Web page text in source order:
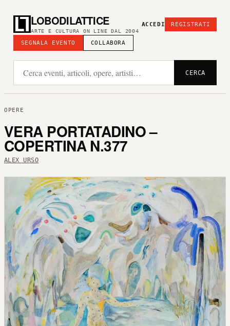
LOBODILATTICE
ARTE E CULTURA ON LINE DAL 2004
SEGNALA EVENTO COLLABORA
ACCEDI REGISTRATI
CERCA
OPERE
VERA PORTATADINO –
COPERTINA N.377
ALEX URSO